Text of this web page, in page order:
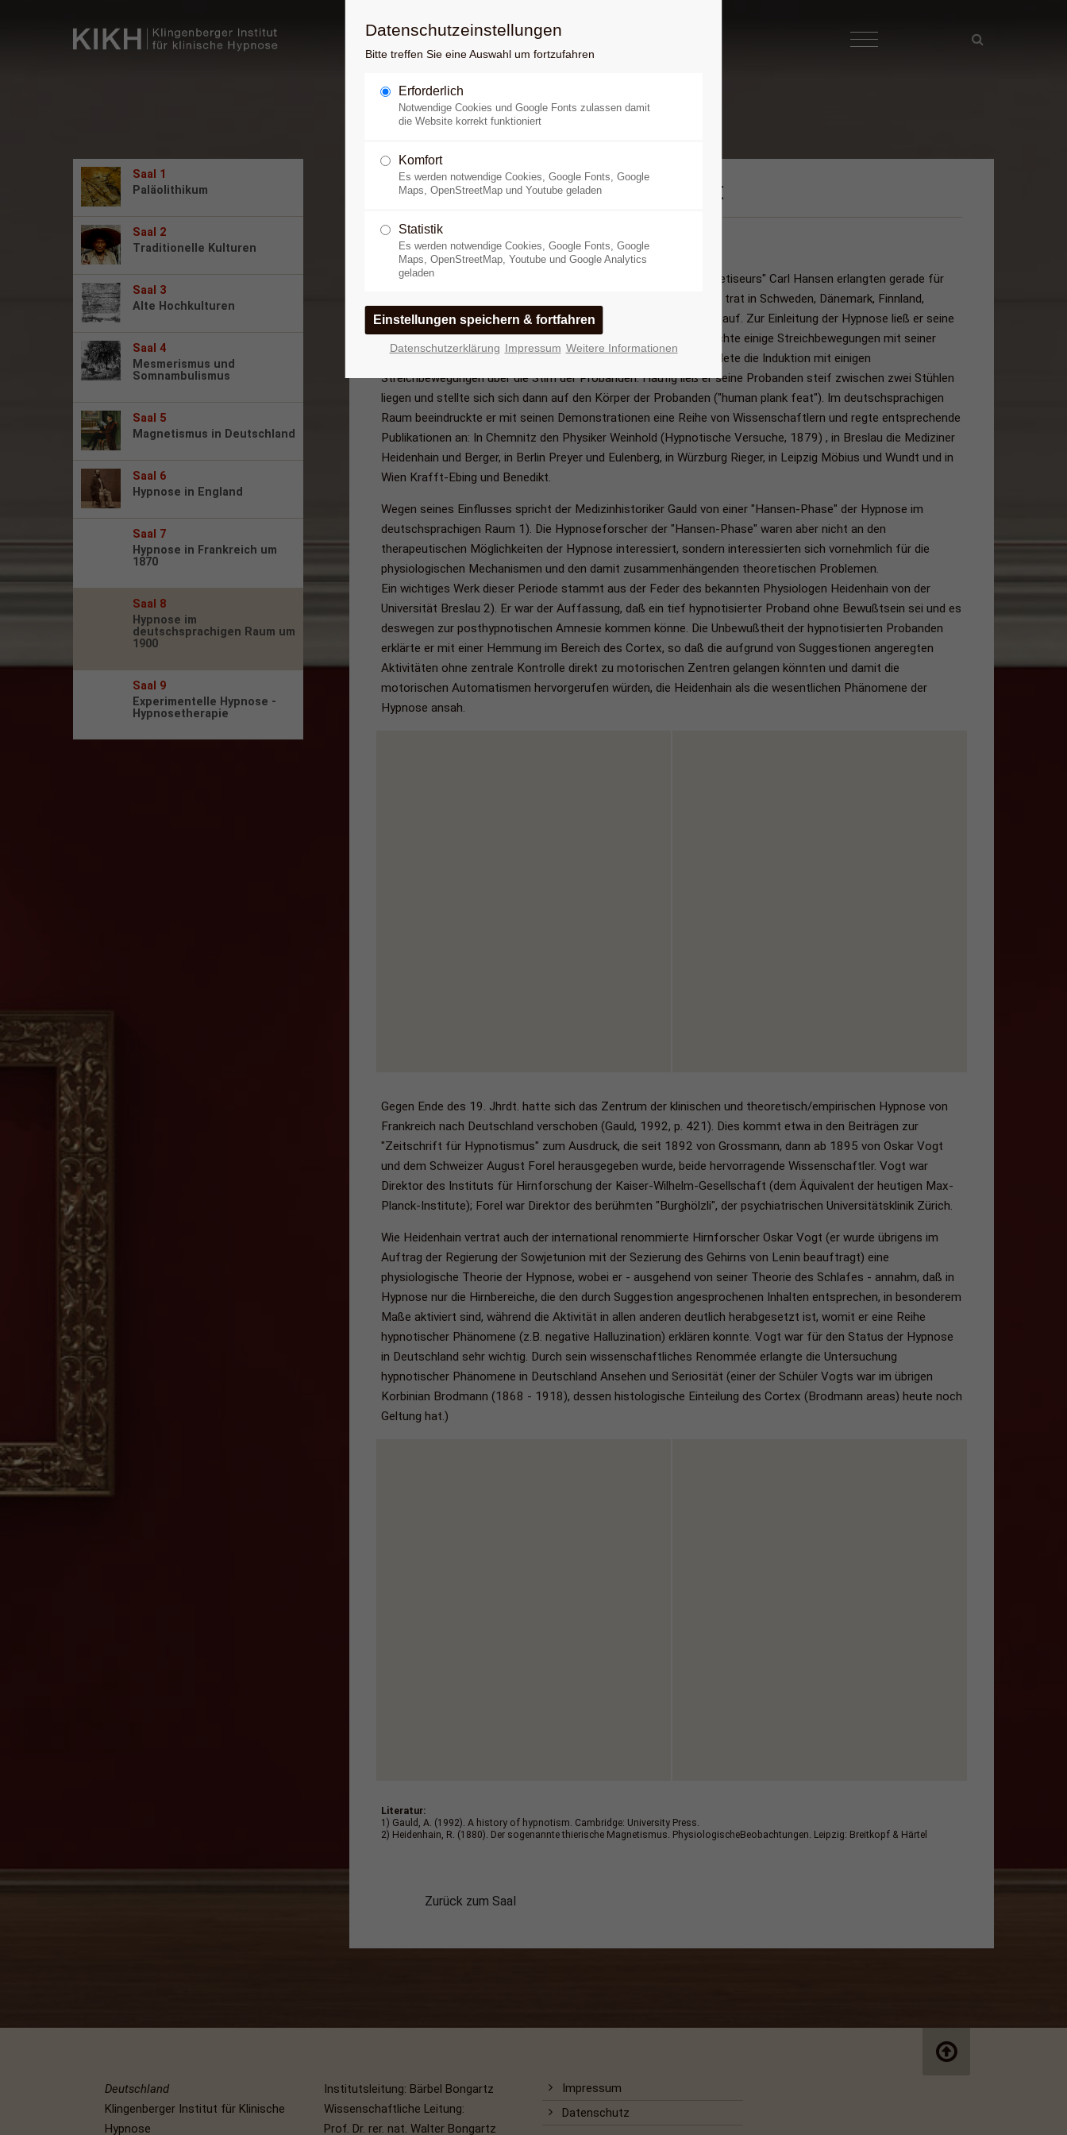
Hansen, Heidenhain und Vogt
Die magnetischen Demonstrationen des dänischen "show-Magnetiseurs" Carl Hansen erlangten gerade für
Deutschland um 1879-1880 eine besondere Bedeutung. Hansen trat in Schweden, Dänemark, Finnland,
Rußland, Frankreich, Österreich, Großbritannien und Deutschland auf. Zur Einleitung der Hypnose ließ er seine
Probanden üblicherweise ein glänzendes Stück Glas fixieren, machte einige Streichbewegungen mit seiner
Hand über deren Gesicht, schloß ihre Augen und Mund und beendete die Induktion mit einigen
Streichbewegungen über die Stirn der Probanden. Häufig ließ er seine Probanden steif zwischen zwei Stühlen
liegen und stellte sich sich dann auf den Körper der Probanden ("human plank feat"). Im deutschsprachigen
Raum beeindruckte er mit seinen Demonstrationen eine Reihe von Wissenschaftlern und regte entsprechende
Publikationen an: In Chemnitz den Physiker Weinhold (Hypnotische Versuche, 1879) , in Breslau die Mediziner
Heidenhain und Berger, in Berlin Preyer und Eulenberg, in Würzburg Rieger, in Leipzig Möbius und Wundt und in
Wien Krafft-Ebing und Benedikt.
Wegen seines Einflusses spricht der Medizinhistoriker Gauld von einer "Hansen-Phase" der Hypnose im
deutschsprachigen Raum 1). Die Hypnoseforscher der "Hansen-Phase" waren aber nicht an den
therapeutischen Möglichkeiten der Hypnose interessiert, sondern interessierten sich vornehmlich für die
physiologischen Mechanismen und den damit zusammenhängenden theoretischen Problemen.
Ein wichtiges Werk dieser Periode stammt aus der Feder des bekannten Physiologen Heidenhain von der
Universität Breslau 2). Er war der Auffassung, daß ein tief hypnotisierter Proband ohne Bewußtsein sei und es
deswegen zur posthypnotischen Amnesie kommen könne. Die Unbewußtheit der hypnotisierten Probanden
erklärte er mit einer Hemmung im Bereich des Cortex, so daß die aufgrund von Suggestionen angeregten
Aktivitäten ohne zentrale Kontrolle direkt zu motorischen Zentren gelangen könnten und damit die
motorischen Automatismen hervorgerufen würden, die Heidenhain als die wesentlichen Phänomene der
Hypnose ansah.
Gegen Ende des 19. Jhrdt. hatte sich das Zentrum der klinischen und theoretisch/empirischen Hypnose von
Frankreich nach Deutschland verschoben (Gauld, 1992, p. 421). Dies kommt etwa in den Beiträgen zur
"Zeitschrift für Hypnotismus" zum Ausdruck, die seit 1892 von Grossmann, dann ab 1895 von Oskar Vogt
und dem Schweizer August Forel herausgegeben wurde, beide hervorragende Wissenschaftler. Vogt war
Direktor des Instituts für Hirnforschung der Kaiser-Wilhelm-Gesellschaft (dem Äquivalent der heutigen Max-
Planck-Institute); Forel war Direktor des berühmten "Burghölzli", der psychiatrischen Universitätsklinik Zürich.
Wie Heidenhain vertrat auch der international renommierte Hirnforscher Oskar Vogt (er wurde übrigens im
Auftrag der Regierung der Sowjetunion mit der Sezierung des Gehirns von Lenin beauftragt) eine
physiologische Theorie der Hypnose, wobei er - ausgehend von seiner Theorie des Schlafes - annahm, daß in
Hypnose nur die Hirnbereiche, die den durch Suggestion angesprochenen Inhalten entsprechen, in besonderem
Maße aktiviert sind, während die Aktivität in allen anderen deutlich herabgesetzt ist, womit er eine Reihe
hypnotischer Phänomene (z.B. negative Halluzination) erklären konnte. Vogt war für den Status der Hypnose
in Deutschland sehr wichtig. Durch sein wissenschaftliches Renommée erlangte die Untersuchung
hypnotischer Phänomene in Deutschland Ansehen und Seriosität (einer der Schüler Vogts war im übrigen
Korbinian Brodmann (1868 - 1918), dessen histologische Einteilung des Cortex (Brodmann areas) heute noch
Geltung hat.)
Literatur:
1) Gauld, A. (1992). A history of hypnotism. Cambridge: University Press.
2) Heidenhain, R. (1880). Der sogenannte thierische Magnetismus. PhysiologischeBeobachtungen. Leipzig: Breitkopf & Härtel
Zurück zum Saal
Saal 1
Paläolithikum
Saal 2
Traditionelle Kulturen
Saal 3
Alte Hochkulturen
Saal 4
Mesmerismus und
Somnambulismus
Saal 5
Magnetismus in Deutschland
Saal 6
Hypnose in England
Saal 7
Hypnose in Frankreich um
1870
Saal 8
Hypnose im
deutschsprachigen Raum um
1900
Saal 9
Experimentelle Hypnose -
Hypnosetherapie
Deutschland
Klingenberger Institut für Klinische
Hypnose
Institutsleitung: Bärbel Bongartz
Wissenschaftliche Leitung:
Prof. Dr. rer. nat. Walter Bongartz
Impressum
Datenschutz
Datenschutzeinstellungen
Bitte treffen Sie eine Auswahl um fortzufahren
Erforderlich
Notwendige Cookies und Google Fonts zulassen damit
die Website korrekt funktioniert
Komfort
Es werden notwendige Cookies, Google Fonts, Google
Maps, OpenStreetMap und Youtube geladen
Statistik
Es werden notwendige Cookies, Google Fonts, Google
Maps, OpenStreetMap, Youtube und Google Analytics
geladen
Datenschutzerklärung Impressum Weitere Informationen